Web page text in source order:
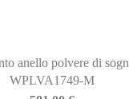
anello polvere di
WPLVA1749-M